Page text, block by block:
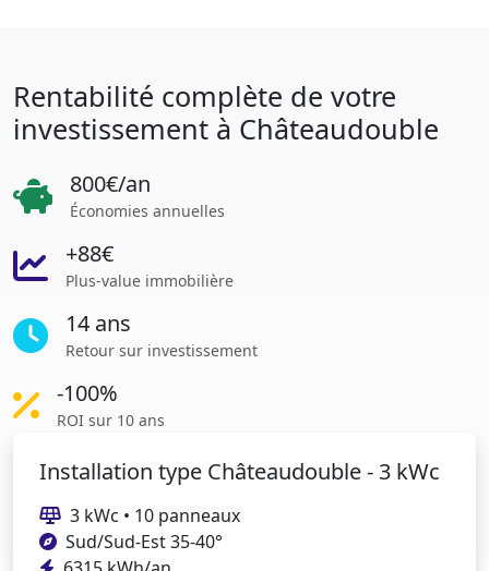
Rentabilité complète de votre
investissement à Châteaudouble
800€/an
Économies annuelles
+88€
Plus-value immobilière
14 ans
Retour sur investissement
-100%
ROI sur 10 ans
Installation type Châteaudouble - 3 kWc
3 kWc • 10 panneaux
Sud/Sud-Est 35-40°